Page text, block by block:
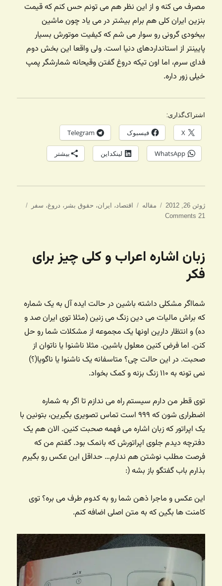
مصرف می کنه و از این نظر هم می تونم حس کنم که قیمت
بنزین ایران کلی هم برام بیشتر در می یاد چون ماشین
بیخودی گرونی رو سوار می شم که کیفیت موتورش بسیار
پایینتر از استانداردهای دنیا است. ولی واقعا این بخش دوم
فدای سرم، اما اون تیکه دروغ گفتن وقیحانه شمارشگر پمپ
خیلی زور داره.
اشتراک‌گذاری:
X فیسبوک Telegram
WhatsApp لینکداین بیشتر
ارسال
شده
ژوئن 26, 2012 دسته‌ها
مقاله برچسب‌ها
اقتصاد ، ایران، حقوق بشر ، دروغ، سفر
21 Comments
زبان اشاره اعراب و کلی چیز برای
فکر
شمااگر مشکلی داشته باشین در حالت ایده آل به یک شماره
که براش مالیات می دین زنگ می زنین (مثلا توی ایران صد و
ده) و انتظار دارین اونها یک مجموعه از مشکلات شما رو حل
کنن. اما فرض کنین معلول باشین. مثلا ناشنوا یا ناتوان از
صحبت. در این حالت چی؟ متاسفانه یک ناشنوا یا ناگویا(؟)
نمی تونه به ۱۱۰ زنگ بزنه و کمک بخواد.
توی قطر من دارم سیستم راه می ندازم تا اگر به شماره
اضطراری شون که ۹۹۹ است تماس تصویری بگیرین، بتونین با
یک اپراتور که زبان اشاره می فهمه صحبت کنین. الان هم یک
دفترچه دیدم جلوی اپراتورش که بانمک بود. گفتم من که
فرصت مطلب نوشتن هم ندارم… حداقل این عکس رو بگیرم
بذارم باب گفتگو باز بشه (:
این عکس و ماجرا ذهن شما رو به کدوم طرف می بره؟ توی
کامنت ها بگین که به متن اصلی اضافه کنم.